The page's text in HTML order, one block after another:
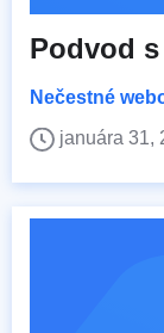
Podvod
Nečestné
januára 31,